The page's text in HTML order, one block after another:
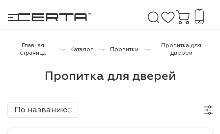
покрытия
Главная
страница
Каталог Пропитки
Пропитка для
дверей
Пропитка для дверей
По названию